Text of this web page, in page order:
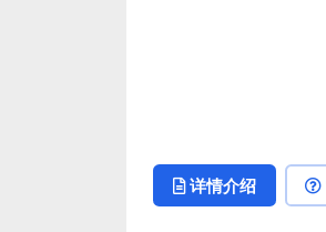
详情介绍